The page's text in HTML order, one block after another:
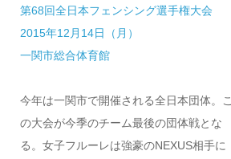
第68回全日本フェンシング選手権大会
2015年12月14日（月）
一関市総合体育館
今年は一関市で開催される全日本団体。こ
の大会が今季のチーム最後の団体戦とな
る。女子フルーレは強豪のNEXUS相手に